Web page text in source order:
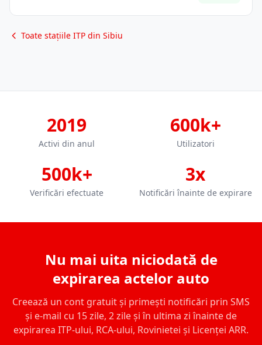
Toate stațiile ITP din Sibiu
2019
Activi din anul
600k+
Utilizatori
500k+
Verificări efectuate
3x
Notificări înainte de expirare
Nu mai uita niciodată de
expirarea actelor auto
Creează un cont gratuit și primești notificări prin SMS
și e-mail cu 15 zile, 2 zile și în ultima zi înainte de
expirarea ITP-ului, RCA-ului, Rovinietei și Licenței ARR.